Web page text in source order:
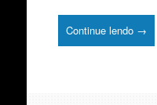
Continue lendo →